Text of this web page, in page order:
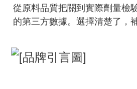
從原料品質把關到實際劑量檢
的第三方數據。選擇清楚了，